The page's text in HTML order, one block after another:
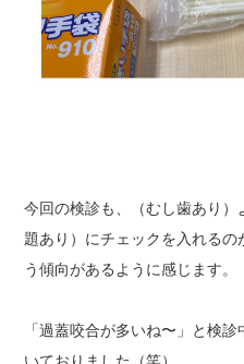
今回の検診も、（むし歯あり
題あり）にチェックを入れる
う傾向があるように感じます。
「過蓋咬合が多いね〜」と検